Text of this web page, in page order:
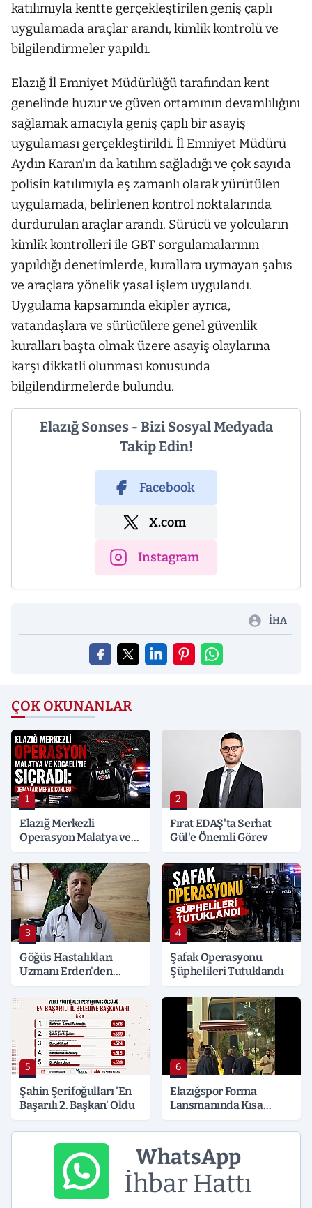
katılımıyla kentte gerçekleştirilen geniş çaplı
uygulamada araçlar arandı, kimlik kontrolü ve
bilgilendirmeler yapıldı.
Elazığ İl Emniyet Müdürlüğü tarafından kent
genelinde huzur ve güven ortamının devamlılığını
sağlamak amacıyla geniş çaplı bir asayiş
uygulaması gerçekleştirildi. İl Emniyet Müdürü
Aydın Karan’ın da katılım sağladığı ve çok sayıda
polisin katılımıyla eş zamanlı olarak yürütülen
uygulamada, belirlenen kontrol noktalarında
durdurulan araçlar arandı. Sürücü ve yolcuların
kimlik kontrolleri ile GBT sorgulamalarının
yapıldığı denetimlerde, kurallara uymayan şahıs
ve araçlara yönelik yasal işlem uygulandı.
Uygulama kapsamında ekipler ayrıca,
vatandaşlara ve sürücülere genel güvenlik
kuralları başta olmak üzere asayiş olaylarına
karşı dikkatli olunması konusunda
bilgilendirmelerde bulundu.
Elazığ Sonses - Bizi Sosyal Medyada
Takip Edin!
Facebook
X.com
Instagram
İHA
ÇOK OKUNANLAR
1
Elazığ Merkezli
Operasyon Malatya ve
Detaylar Merak Konusu
2
Fırat EDAŞ'ta Serhat
Gül'e Önemli Görev
3
Göğüs Hastalıkları
Uzmanı Erden'den
4
Şafak Operasyonu
Şüphelileri Tutuklandı
5
Şahin Şerifoğulları 'En
Başarılı 2. Başkan' Oldu
6
Elazığspor Forma
Lansmanında Kısa
WhatsApp
İhbar Hattı